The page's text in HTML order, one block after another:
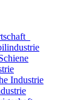
Industrie